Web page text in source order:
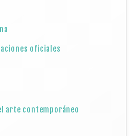
oficiales
arte contemporáneo